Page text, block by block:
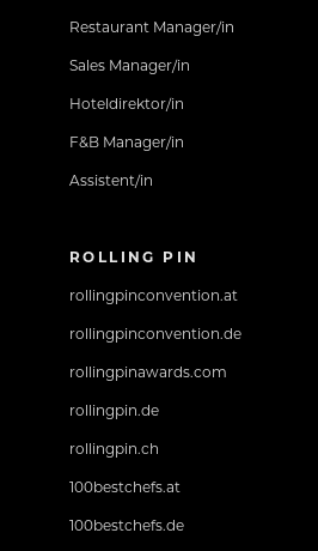
Restaurant Manager/in
Sales Manager/in
Hoteldirektor/in
F&B Manager/in
Assistent/in
ROLLING PIN
rollingpinconvention.at
rollingpinconvention.de
rollingpinawards.com
rollingpin.de
rollingpin.ch
100bestchefs.at
100bestchefs.de